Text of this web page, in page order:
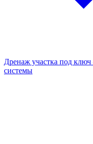
Дренаж участка под
системы